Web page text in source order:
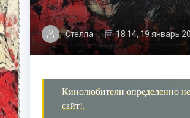
Стелла 18:14, 19 январь
Кинолюбители определенно
сайт!.